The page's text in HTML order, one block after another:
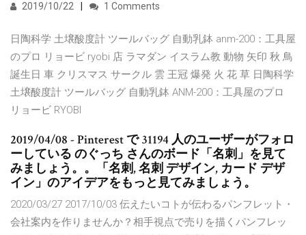
2019/10/22 1 Comments
日陶科学 土壌酸度計 ツールバッグ 自動乳鉢 anm-200：工具屋
のプロ リョービ ryobi 店 ラマダン イスラム教 動物 矢印 秋 鳥
誕生日 車 クリスマス サークル 雲 王冠 爆発 火 花 草 日陶科学
土壌酸度計 ツールバッグ 自動乳鉢 ANM-200：工具屋のプロ
リョービ RYOBI
2019/04/08 - Pinterest で 31194 人のユーザーがフォロ
ーしている のぐっち さんのボード「名刺」を見て
みましょう。。「名刺, 名刺 デザイン, カード デザ
イン」のアイデアをもっと見てみましょう。
2020/03/27 2017/10/03 伝えたいコトが伝わるパンフレット・
会社案内を作りませんか？相手視点で売りを描くパンフレッ